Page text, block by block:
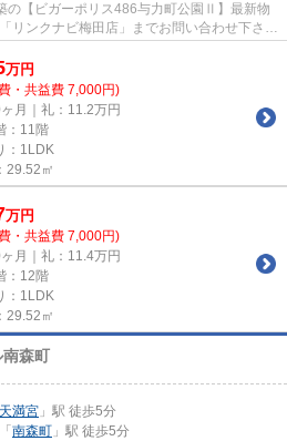
の【ビガーポリス486与力町公園Ⅱ】最新物
リンクナビ梅田店」までお問い合わせ下さ
万円
・共益費 7,000円)
月｜礼：11.2万円
：11階
：1LDK
29.52㎡
万円
・共益費 7,000円)
月｜礼：11.4万円
：12階
：1LDK
29.52㎡
南森町
満宮 」駅 徒歩5分
「 南森町 」駅 徒歩5分